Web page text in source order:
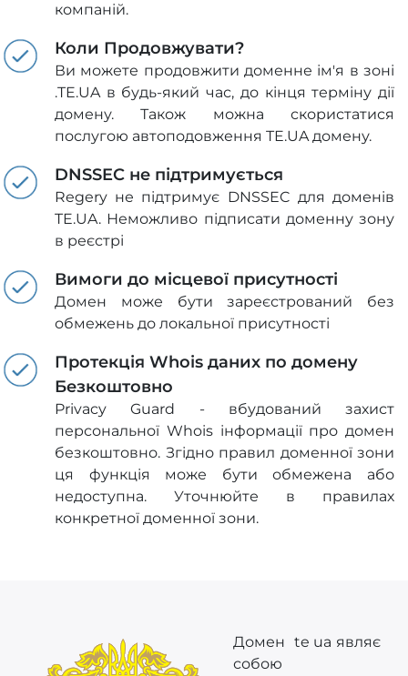
компаній.
Коли Продовжувати?
Ви можете продовжити доменне ім'я в зоні
.TE.UA в будь-який час, до кінця терміну дії
домену. Також можна скористатися
послугою автоподовження TE.UA домену.
DNSSEC не підтримується
Regery не підтримує DNSSEC для доменів
TE.UA. Неможливо підписати доменну зону
в реєстрі
Вимоги до місцевої присутності
Домен може бути зареєстрований без
обмежень до локальної присутності
Протекція Whois даних по домену
Безкоштовно
Privacy Guard - вбудований захист
персональної Whois інформації про домен
безкоштовно. Згідно правил доменної зони
ця функція може бути обмежена або
недоступна. Уточнюйте в правилах
конкретної доменної зони.
Домен te ua являє
собою